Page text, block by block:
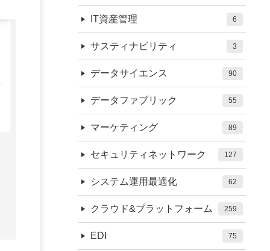
IT資産管理 6
サスティナビリティ 3
データサイエンス 90
データファブリック 55
マーケティング 89
セキュリティネットワーク 127
システム運用最適化 62
クラウド&プラットフォーム 259
EDI 75